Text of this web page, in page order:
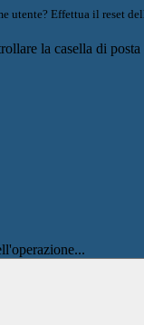
utente? Effettua il reset
la casella di posta